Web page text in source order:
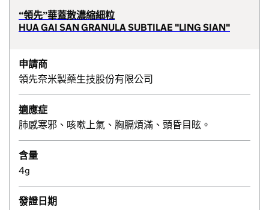
“領先”華蓋散濃縮細粒
HUA GAI SAN GRANULA SUBTILAE "LING SIAN"
申請商
領先奈米製藥生技股份有限公司
適應症
肺感寒邪、咳嗽上氣、胸膈煩滿、頭昏目眩。
含量
4g
發證日期